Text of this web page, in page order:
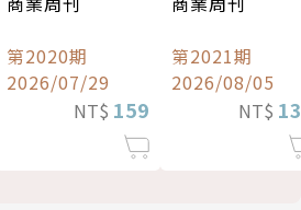
第2020期
2026/07/29
NT$ 159
第2021期
2026/08/05
NT$